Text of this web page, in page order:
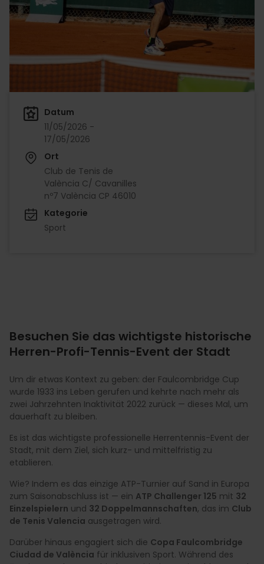
Datum
11/05/2026 -
17/05/2026
Ort
Club de Tenis de
València C/ Cavanilles
nº7 València CP 46010
Kategorie
Sport
Besuchen Sie das wichtigste historische
Herren-Profi-Tennis-Event der Stadt
Um dir etwas Kontext zu geben: der Faulcombridge Cup
wurde 1933 ins Leben gerufen und kehrte nach mehr als
zwei Jahrzehnten Inaktivität 2022 zurück — dieses Mal, um
dauerhaft zu bleiben.
Es ist das wichtigste professionelle Herrentennis-Event der
Stadt, mit dem Ziel, sich kurz- und mittelfristig zu
etablieren.
Wie? Indem es das einzige ATP-Turnier auf Sand in Europa
zum Saisonabschluss ist — ein ATP Challenger 125 mit 32
Einzelspielern und 32 Doppelmannschaften, das im Club
de Tenis Valencia ausgetragen wird.
Darüber hinaus engagiert sich die Copa Faulcombridge
Ciudad de València für inklusiven Sport. Während des